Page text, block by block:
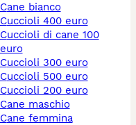
cane bianco
cuccioli 400 euro
cuccioli di cane 100
euro
cuccioli 300 euro
cuccioli 500 euro
cuccioli 200 euro
cane maschio
cane femmina